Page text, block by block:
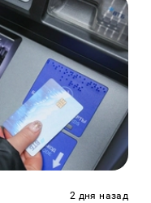
2 дня назад